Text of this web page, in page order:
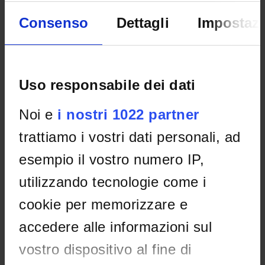
Consenso Dettagli
Uso responsabile dei dati
Noi e i nostri 1022 partner
trattiamo i vostri dati personali, ad
esempio il vostro numero IP,
utilizzando tecnologie come i
cookie per memorizzare e
accedere alle informazioni sul
vostro dispositivo al fine di
Home Didattica Seminari
Non è stato trovato alcun seminario relativo
all'insegnamento Laboratorio - Interventi psico-educativi e
OFFERTA FORMATIVA
CORSI DI STUDIO
DOTTORATI, MASTER E FORMAZIONE SUPERIORE